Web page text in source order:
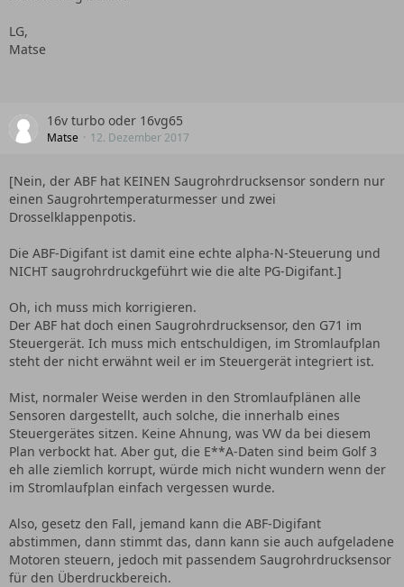
LG,
Matse
16v turbo oder 16vg65
Matse 12. Dezember 2017
[Nein, der ABF hat KEINEN Saugrohrdrucksensor sondern nur
einen Saugrohrtemperaturmesser und zwei
Drosselklappenpotis.
Die ABF-Digifant ist damit eine echte alpha-N-Steuerung und
NICHT saugrohrdruckgeführt wie die alte PG-Digifant.]
Oh, ich muss mich korrigieren.
Der ABF hat doch einen Saugrohrdrucksensor, den G71 im
Steuergerät. Ich muss mich entschuldigen, im Stromlaufplan
steht der nicht erwähnt weil er im Steuergerät integriert ist.
Mist, normaler Weise werden in den Stromlaufplänen alle
Sensoren dargestellt, auch solche, die innerhalb eines
Steuergerätes sitzen. Keine Ahnung, was VW da bei diesem
Plan verbockt hat. Aber gut, die E**A-Daten sind beim Golf 3
eh alle ziemlich korrupt, würde mich nicht wundern wenn der
im Stromlaufplan einfach vergessen wurde.
Also, gesetz den Fall, jemand kann die ABF-Digifant
abstimmen, dann stimmt das, dann kann sie auch aufgeladene
Motoren steuern, jedoch mit passendem Saugrohrdrucksensor
für den Überdruckbereich.